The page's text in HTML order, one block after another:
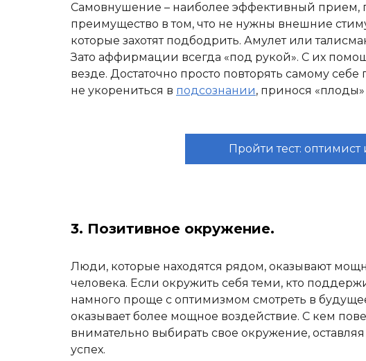
Самовнушение – наиболее эффективный прием,
преимущество в том, что не нужны внешние
которые захотят подбодрить. Амулет или
Зато аффирмации всегда «под рукой». С их
везде. Достаточно просто повторять самому
не укорениться в подсознании, принося
Пройти тест:
3. Позитивное окружение.
Люди, которые находятся рядом, оказывают
человека. Если окружить себя теми, кто
намного проще с оптимизмом смотреть в
оказывает более мощное воздействие. С кем
внимательно выбирать свое окружение,
успех.